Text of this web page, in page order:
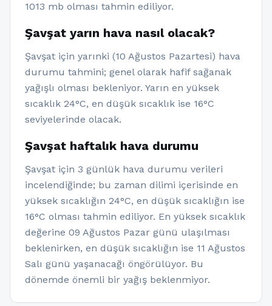
1013 mb olması tahmin ediliyor.
Şavşat yarın hava nasıl olacak?
Şavşat için yarınki (10 Ağustos Pazartesi) hava
durumu tahmini; genel olarak hafif sağanak
yağışlı olması bekleniyor. Yarın en yüksek
sıcaklık 24°C, en düşük sıcaklık ise 16°C
seviyelerinde olacak.
Şavşat haftalık hava durumu
Şavşat için 3 günlük hava durumu verileri
incelendiğinde; bu zaman dilimi içerisinde en
yüksek sıcaklığın 24°C, en düşük sıcaklığın ise
16°C olması tahmin ediliyor. En yüksek sıcaklık
değerine 09 Ağustos Pazar günü ulaşılması
beklenirken, en düşük sıcaklığın ise 11 Ağustos
Salı günü yaşanacağı öngörülüyor. Bu
dönemde önemli bir yağış beklenmiyor.